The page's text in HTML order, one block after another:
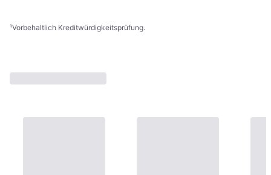
¹Vorbehaltlich Kreditwürdigkeitsprüfung.